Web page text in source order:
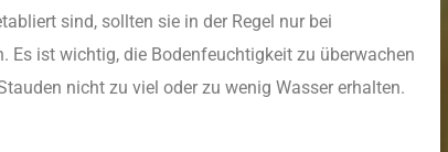
sind, sollten sie in der Regel nur bei
Es ist wichtig, die Bodenfeuchtigkeit zu überwachen
nicht zu viel oder zu wenig Wasser erhalten.